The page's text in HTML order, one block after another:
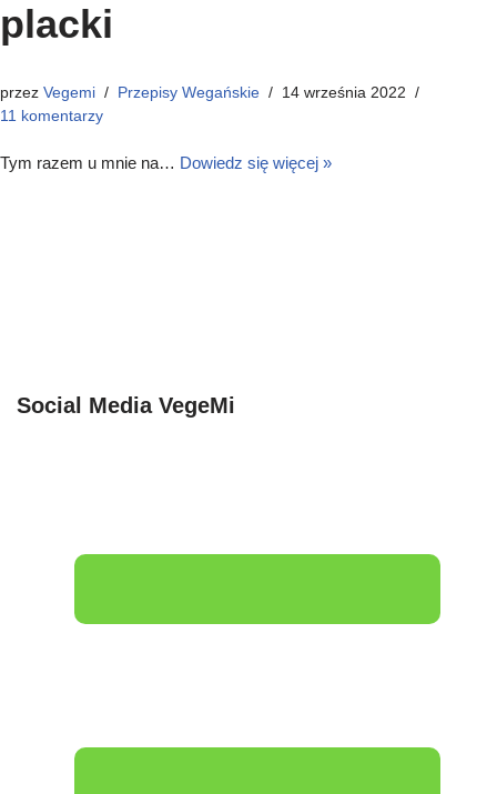
placki
przez Vegemi Przepisy Wegańskie
14 września 2022
11 komentarzy
Tym razem u mnie na… Dowiedz się więcej »
Social Media VegeMi